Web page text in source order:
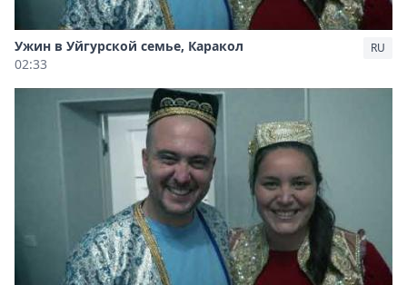
Ужин в Уйгурской семье, Каракол
02:33
RU